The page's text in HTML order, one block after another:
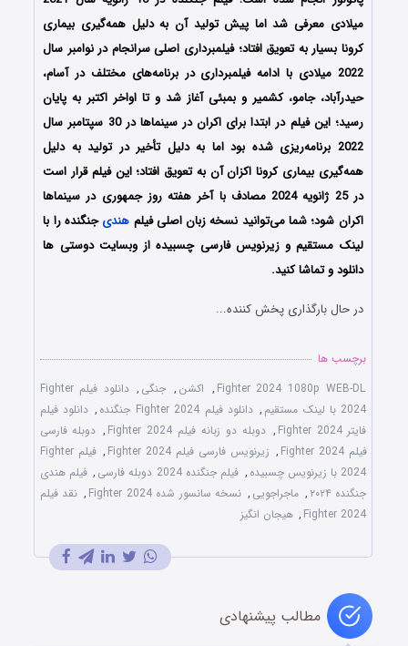
میلادی معرفی شد اما پیش تولید آن به دلیل همه‌گیری بیماری
کرونا بسیار به تعویق افتاد؛ فیلمبرداری اصلی سرانجام در نوامبر سال
2022 میلادی با ادامه فیلمبرداری در برنامه‌های مختلف در آسام،
حیدرآباد، جامو، کشمیر و بمبئی آغاز شد و تا اواخر اکتبر به پایان
رسید؛ این فیلم در ابتدا برای اکران در سینماها در 30 سپتامبر سال
2022 برنامه‌ریزی شده بود اما به دلیل تأخیر در تولید به دلیل
همه‌گیری بیماری کرونا اکزان آن به تعویق افتاد؛ این فیلم قرار است
در 25 ژانویه 2024 مصادف با آخر هفته روز جمهوری در سینماها
اکران شود؛ شما می‌توانید نسخه زبان اصلی فیلم هندیجنگنده را با
‌لینک مستقیم و زیرنویس فارسی چسبیده از وبسایت دوستی ها
دانلود و تماشا کنید.
در حال بارگذاری پخش کننده...
برچسب ها
Fighter 2024 1080p WEB-DL
, اکشن , جنگی ,
دانلود فیلم Fighter
2024 با لینک مستقیم
, دانلود فیلم Fighter 2024 جنگنده , دانلود فیلم
فایتر Fighter 2024
, دوبله دو زبانه فیلم Fighter 2024 , دوبله فارسی
فیلم Fighter 2024
, زیرنویس فارسی فیلم Fighter 2024 ,
فیلم Fighter
2024 با زیرنویس چسبیده
, فیلم جنگنده 2024 دوبله فارسی , فیلم هندی
جنگنده ۲۰۲۴
, ماجراجویی , نسخه سانسور شده Fighter 2024 , نقد فیلم
Fighter 2024
, هیجان انگیز
مطالب پیشنهادی